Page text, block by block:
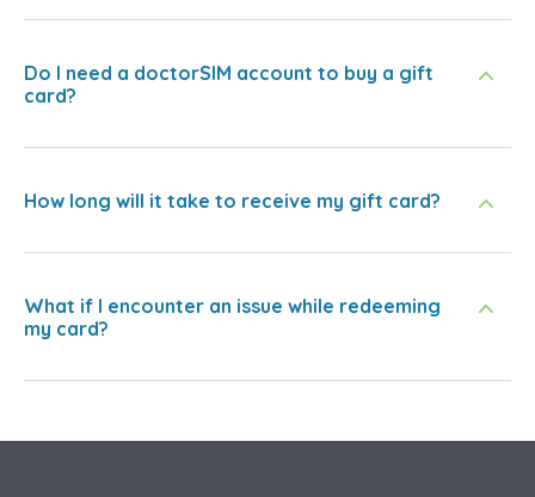
Do I need a doctorSIM account to buy a gift
card?
How long will it take to receive my gift card?
What if I encounter an issue while redeeming
my card?